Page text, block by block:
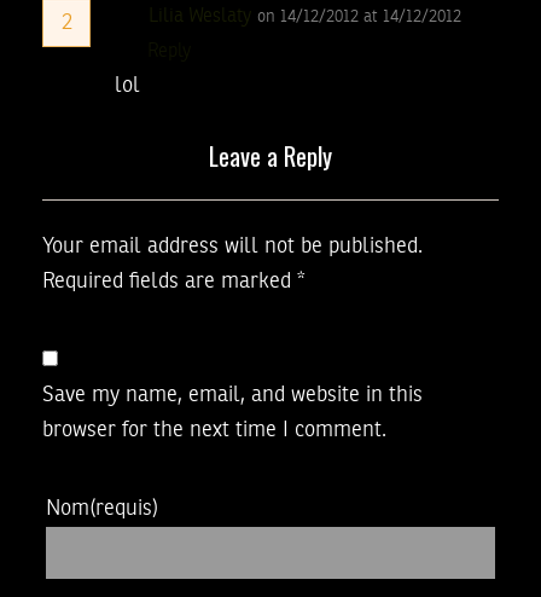
2 Lilia Weslaty on 14/12/2012 at 14/12/2012
lol
Leave a Reply
Your email address will not be published.
Required fields are marked *
Save my name, email, and website in this
browser for the next time I comment.
Nom(requis)